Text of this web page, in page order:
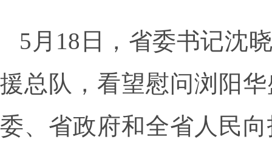
5月18日，省委书记沈
援总队，看望慰问浏阳
委、省政府和全省人民